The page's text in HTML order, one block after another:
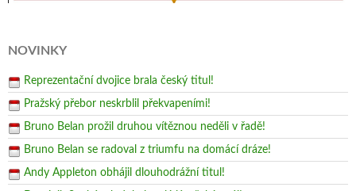
NOVINKY
Reprezentační dvojice brala český titul!
Pražský přebor neskrblil překvapeními!
Bruno Belan prožil druhou vítěznou neděli v řadě!
Bruno Belan se radoval z triumfu na domácí dráze!
Andy Appleton obhájil dlouhodrážní titul!